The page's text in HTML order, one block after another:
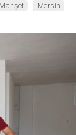
Manşet Mersin